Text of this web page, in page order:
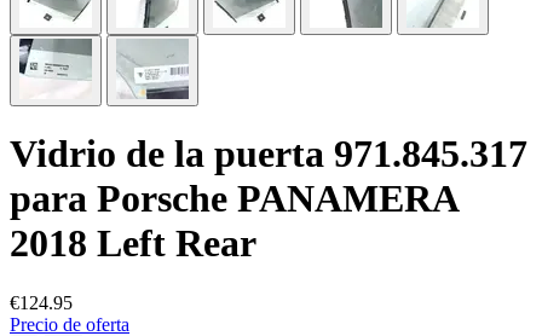
Vidrio de la puerta 971.845.317
para Porsche PANAMERA
2018 Left Rear
€124.95
Precio de oferta